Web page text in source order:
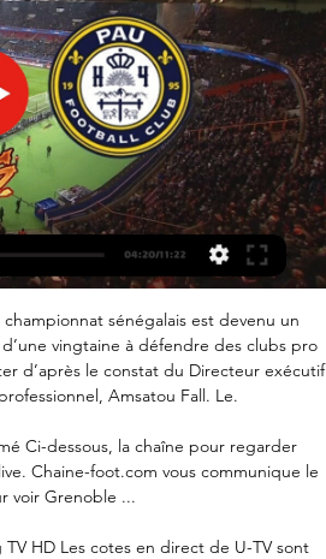
sénégalais est devenu un
vingtaine à défendre des clubs pro
d’après le constat du Directeur exécutif
Amsatou Fall. Le.
Ci-dessous, la chaîne pour regarder
Chaine-foot.com vous communique le
voir Grenoble ...
HD Les cotes en direct de U-TV sont